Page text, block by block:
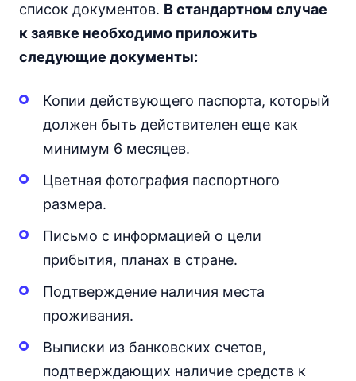
список документов. В стандартном случае
к заявке необходимо приложить
следующие документы:
Копии действующего паспорта, который
должен быть действителен еще как
минимум 6 месяцев.
Цветная фотография паспортного
размера.
Письмо с информацией о цели
прибытия, планах в стране.
Подтверждение наличия места
проживания.
Выписки из банковских счетов,
подтверждающих наличие средств к